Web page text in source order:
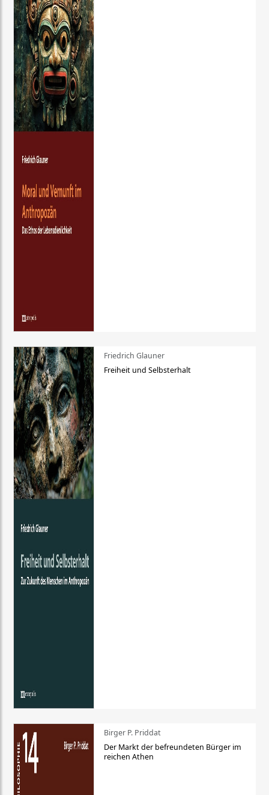
Friedrich Glauner
Freiheit und Selbsterhalt
Birger P. Priddat
Der Markt der befreundeten Bürger im
reichen Athen